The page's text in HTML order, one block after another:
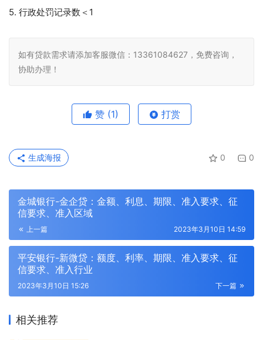
5. 行政处罚记录数＜1
如有贷款需求请添加客服微信：13361084627，免费咨询，
协助办理！
赞 (1) 打赏
0 0
生成海报
金城银行-金企贷：金额、利息、期限、准入要求、征
信要求、准入区域
上一篇 2023年3月10日 14:59
平安银行-新微贷：额度、利率、期限、准入要求、征
信要求、准入行业
下一篇
2023年3月10日 15:26
相关推荐